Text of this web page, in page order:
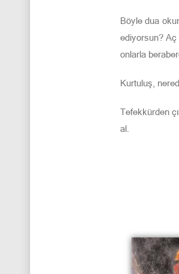
Böyle dua
ediyorsun? Aç
onlarla
Kurtuluş,
Tefekkürden
al.